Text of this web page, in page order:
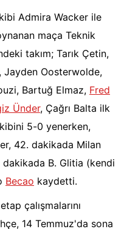
Admira Wacker ile
maça Teknik
takım; Tarık Çetin,
Jayden Oosterwolde,
Bartuğ Elmaz, Fred
Ünder, Çağrı Balta ilk
5-0 yenerken,
42. dakikada Milan
B. Glitia (kendi
Becao kaydetti.
çalışmalarını
14 Temmuz'da sona